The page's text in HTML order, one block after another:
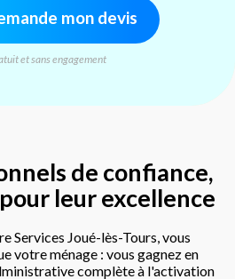
mon devis
et sans engagement
de confiance,
leur excellence
Services Joué-lès-Tours, vous
votre ménage : vous gagnez en
complète à l'activation